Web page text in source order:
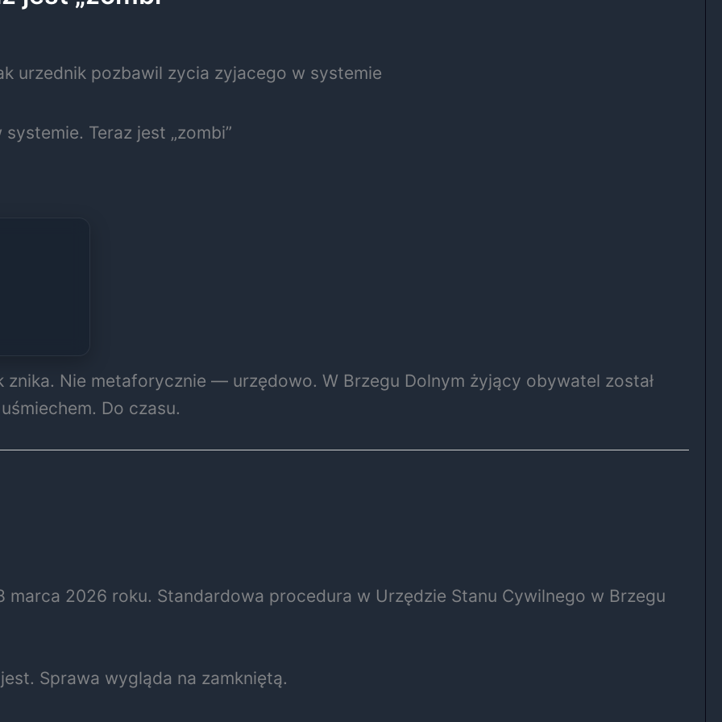
Teraz jest „zombi”
znika. Nie metaforycznie — urzędowo. W Brzegu Dolnym żyjący obywatel został
Do czasu.
2026 roku. Standardowa procedura w Urzędzie Stanu Cywilnego w Brzegu
Sprawa wygląda na zamkniętą.